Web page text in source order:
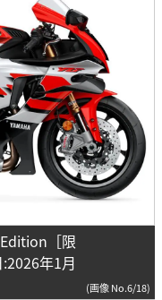
［限
年1月
(画像 No.6/18)